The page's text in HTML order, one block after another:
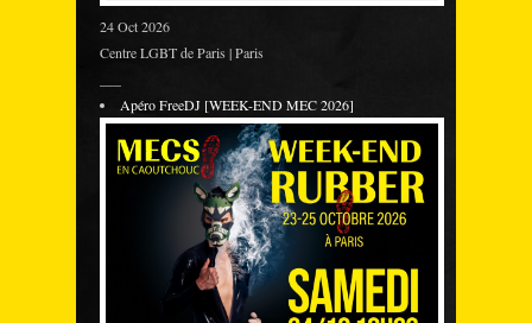
24 Oct 2026
Centre LGBT de Paris | Paris
Apéro FreeDJ [WEEK-END MEC 2026]